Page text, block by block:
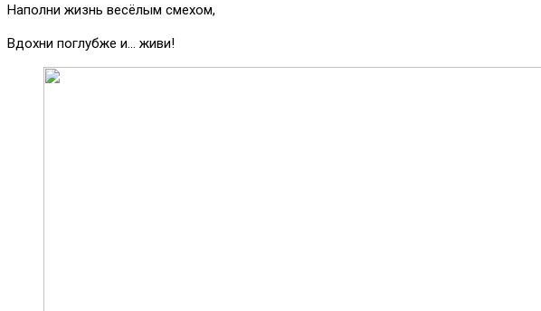
Наполни жизнь весёлым смехом,
Вдохни поглубже и… живи!